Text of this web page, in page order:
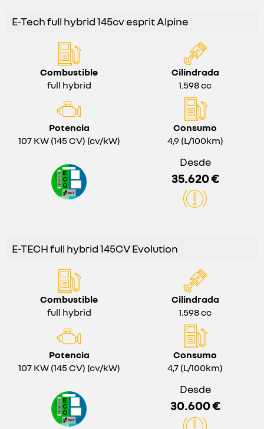
E-Tech full hybrid 145cv esprit Alpine
Combustible
full hybrid
Cilindrada
1.598 cc
Potencia
107 KW (145 CV) (cv/kW)
Consumo
4,9 (L/100km)
Desde
35.620 €
E-TECH full hybrid 145CV Evolution
Combustible
full hybrid
Cilindrada
1.598 cc
Potencia
107 KW (145 CV) (cv/kW)
Consumo
4,7 (L/100km)
Desde
30.600 €